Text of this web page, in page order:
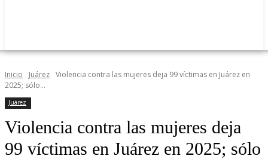
Inicio Juárez Violencia contra las mujeres deja 99 víctimas en Juárez en
2025; sólo...
Juárez
Violencia contra las mujeres deja
99 víctimas en Juárez en 2025; sólo